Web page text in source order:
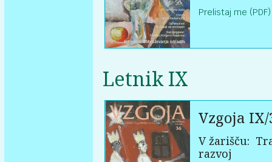
Prelistaj me (PDF)
Letnik IX
Vzgoja IX/
V žarišču:
razvoj